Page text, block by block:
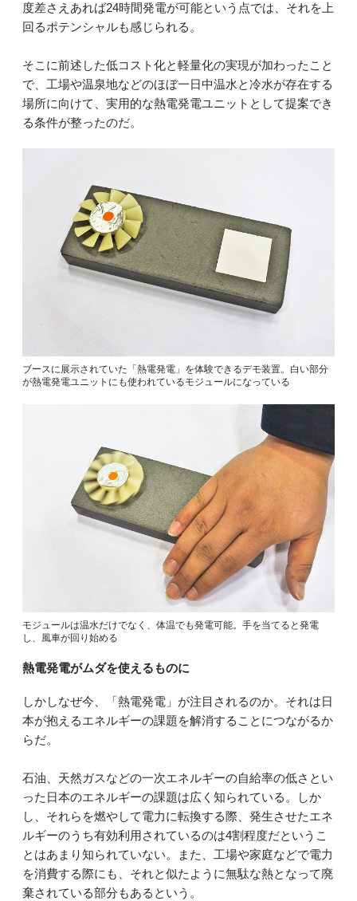
度差さえあれば24時間発電が可能という点では、それを上
回るポテンシャルも感じられる。
そこに前述した低コスト化と軽量化の実現が加わったこと
で、工場や温泉地などのほぼ一日中温水と冷水が存在する
場所に向けて、実用的な熱電発電ユニットとして提案でき
る条件が整ったのだ。
ブースに展示されていた「熱電発電」を体験できるデモ装置。白い部分
が熱電発電ユニットにも使われているモジュールになっている
モジュールは温水だけでなく、体温でも発電可能。手を当てると発電
し、風車が回り始める
熱電発電がムダを使えるものに
しかしなぜ今、「熱電発電」が注目されるのか。それは日
本が抱えるエネルギーの課題を解消することにつながるか
らだ。
石油、天然ガスなどの一次エネルギーの自給率の低さとい
った日本のエネルギーの課題は広く知られている。しか
し、それらを燃やして電力に転換する際、発生させたエネ
ルギーのうち有効利用されているのは4割程度だというこ
とはあまり知られていない。また、工場や家庭などで電力
を消費する際にも、それと似たように無駄な熱となって廃
棄されている部分もあるという。